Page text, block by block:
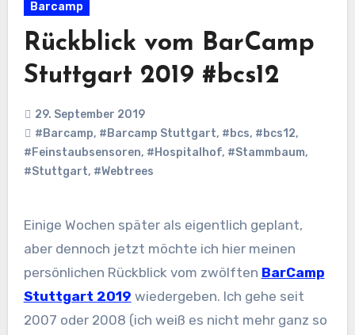
Barcamp
Rückblick vom BarCamp
Stuttgart 2019 #bcs12
29. September 2019
#Barcamp, #Barcamp Stuttgart, #bcs, #bcs12,
#Feinstaubsensoren, #Hospitalhof, #Stammbaum,
#Stuttgart, #Webtrees
Einige Wochen später als eigentlich geplant,
aber dennoch jetzt möchte ich hier meinen
persönlichen Rückblick vom zwölften BarCamp
Stuttgart 2019 wiedergeben. Ich gehe seit
2007 oder 2008 (ich weiß es nicht mehr ganz so